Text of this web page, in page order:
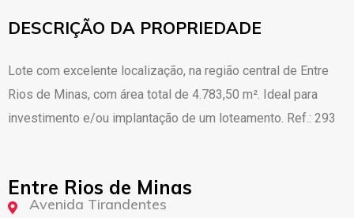
DESCRIÇÃO DA PROPRIEDADE
Lote com excelente localização, na região central de Entre
Rios de Minas, com área total de 4.783,50 m². Ideal para
investimento e/ou implantação de um loteamento. Ref.: 293
Entre Rios de Minas
Avenida Tirandentes